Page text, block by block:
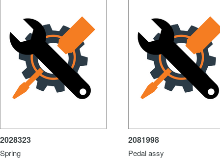
2028323
Spring
2081998
Pedal assy